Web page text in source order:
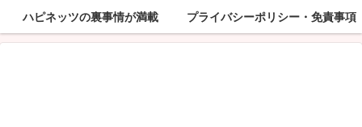
ハピネッツの裏事情が満載 プライバシーポリシー・免責事項